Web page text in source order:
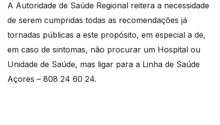
A Autoridade de Saúde Regional reitera a necessidade
de serem cumpridas todas as recomendações já
tornadas públicas a este propósito, em especial a de,
em caso de sintomas, não procurar um Hospital ou
Unidade de Saúde, mas ligar para a Linha de Saúde
Açores – 808 24 60 24.